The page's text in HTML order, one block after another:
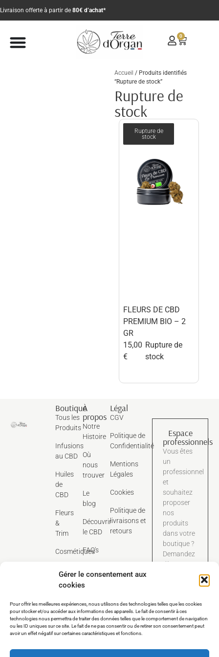
Gérer le consentement aux
cookies
Pour offrir les meilleures expériences, nous utilisons des technologies telles que les cookies
pour stocker et/ou accéder aux informations des appareils. Le fait de consentir à ces
technologies nous permettra de traiter des données telles que le comportement de navigation
ou les ID uniques sur ce site. Le fait de ne pas consentir ou de retirer son consentement peut
avoir un effet négatif sur certaines caractéristiques et fonctions.
Livraison offerte à partir de 80€ d’achat*
0
Accueil / Produits identifiés
“Rupture de stock”
Rupture de
stock
Rupture de
stock
FLEURS DE CBD
PREMIUM BIO – 2
GR
15,00
€
Rupture de
stock
Boutique
Tous les
Produits
Infusions
au CBD
Huiles
de
CBD
Fleurs
&
Trim
Cosmétiques
À
propos
Notre
Histoire
Où
nous
trouver
Le
blog
Découvrir
le CBD
FAQ's
Légal
CGV
Politique de
Confidentialité
Mentions
Légales
Cookies
Politique de
livraisons et
retours
Espace
professionnels
Vous êtes
un
professionnel
et
souhaitez
proposer
nos
produits
dans votre
boutique ?
Demandez
dès
tarifaire
dédié aux
pros.